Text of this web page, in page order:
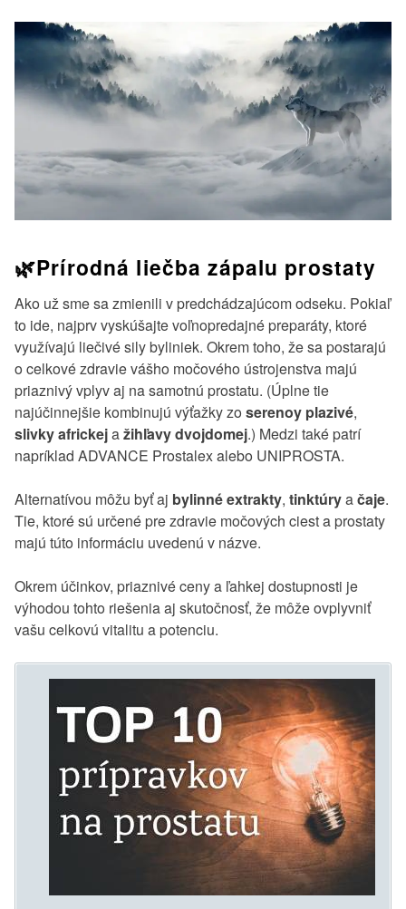
🌿Prírodná liečba zápalu prostaty
Ako už sme sa zmienili v predchádzajúcom odseku. Pokiaľ
to ide, najprv vyskúšajte voľnopredajné preparáty, ktoré
využívajú liečivé sily byliniek. Okrem toho, že sa postarajú
o celkové zdravie vášho močového ústrojenstva majú
priaznivý vplyv aj na samotnú prostatu. (Úplne tie
najúčinnejšie kombinujú výťažky zo serenoy plazivé,
slivky africkejažihľavy dvojdomej.) Medzi také patrí
napríklad ADVANCE Prostalex alebo UNIPROSTA.
Alternatívou môžu byť aj bylinné extrakty, tinktúryačaje.
Tie, ktoré sú určené pre zdravie močových ciest a prostaty
majú túto informáciu uvedenú v názve.
Okrem účinkov, priaznivé ceny a ľahkej dostupnosti je
výhodou tohto riešenia aj skutočnosť, že môže ovplyvniť
vašu celkovú vitalitu a potenciu.